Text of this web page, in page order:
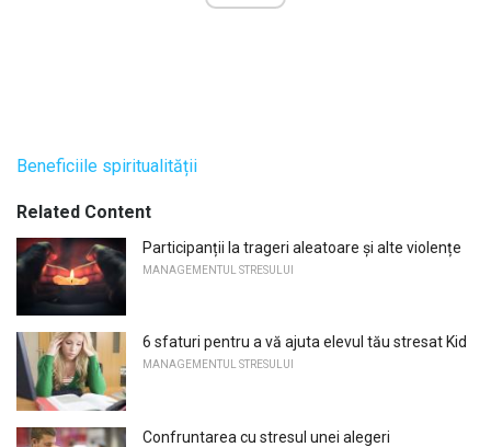
Beneficiile spiritualității
Related Content
Participanții la trageri aleatoare și alte violențe
MANAGEMENTUL STRESULUI
6 sfaturi pentru a vă ajuta elevul tău stresat Kid
MANAGEMENTUL STRESULUI
Confruntarea cu stresul unei alegeri